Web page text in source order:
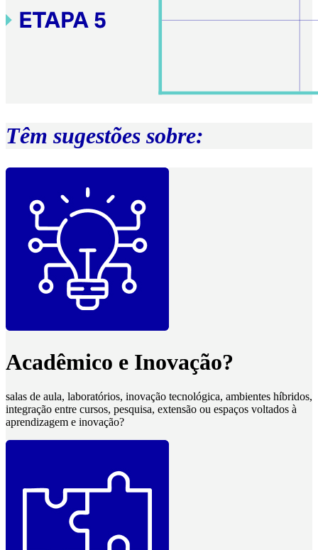
Têm sugestões sobre:
Acadêmico e Inovação?
salas de aula, laboratórios, inovação tecnológica, ambientes híbridos,
integração entre cursos, pesquisa, extensão ou espaços voltados à
aprendizagem e inovação?